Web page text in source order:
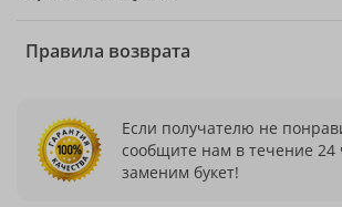
Правила возврата
Если получателю не
сообщите нам в течение 24
заменим букет!